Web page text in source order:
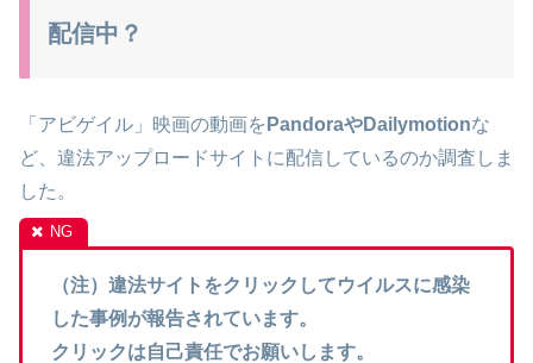
配信中？
「アビゲイル」映画の動画を PandoraやDailymotionな
ど、違法アップロードサイトに配信しているのか調査しま
した。
（注）違法サイトをクリックしてウイルスに感染
した事例が報告されています。
クリックは自己責任でお願いします。